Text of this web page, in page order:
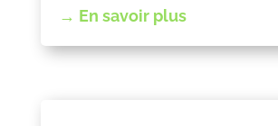
→ En savoir plus